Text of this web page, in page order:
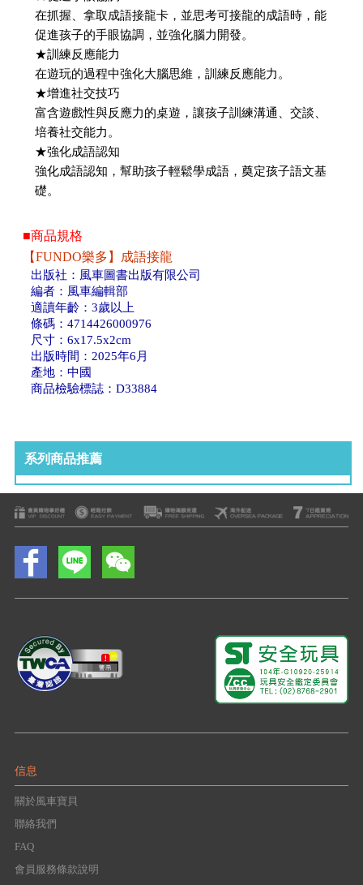
在抓握、拿取成語接龍卡，並思考可接龍的成語時，能
促進孩子的手眼協調，並強化腦力開發。
★訓練反應能力
在遊玩的過程中強化大腦思維，訓練反應能力。
★增進社交技巧
富含遊戲性與反應力的桌遊，讓孩子訓練溝通、交談、
培養社交能力。
★強化成語認知
強化成語認知，幫助孩子輕鬆學成語，奠定孩子語文基
礎。
■商品規格
【FUNDO樂多】成語接龍
出版社：風車圖書出版有限公司
編者：風車編輯部
適讀年齡：3歲以上
條碼：4714426000976
尺寸：6x17.5x2cm
出版時間：2025年6月
產地：中國
商品檢驗標誌：D33884
系列商品推薦
信息
關於風車寶貝
聯絡我們
FAQ
會員服務條款說明